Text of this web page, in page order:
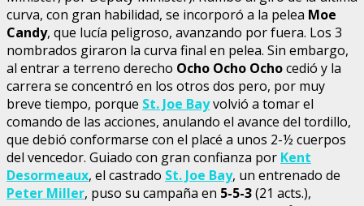
curva, con gran habilidad, se incorporó a la pelea Moe
Candy, que lucía peligroso, avanzando por fuera. Los 3
nombrados giraron la curva final en pelea. Sin embargo,
al entrar a terreno derecho Ocho Ocho Ochocedió y la
carrera se concentró en los otros dos pero, por muy
breve tiempo, porque St. Joe Bayvolvió a tomar el
comando de las acciones, anulando el avance del tordillo,
que debió conformarse con el placé a unos 2-½ cuerpos
del vencedor. Guiado con gran confianza por Kent
Desormeaux, el castrado St. Joe Bay, un entrenado de
Peter Miller, puso su campaña en 5-5-3(21 acts.),